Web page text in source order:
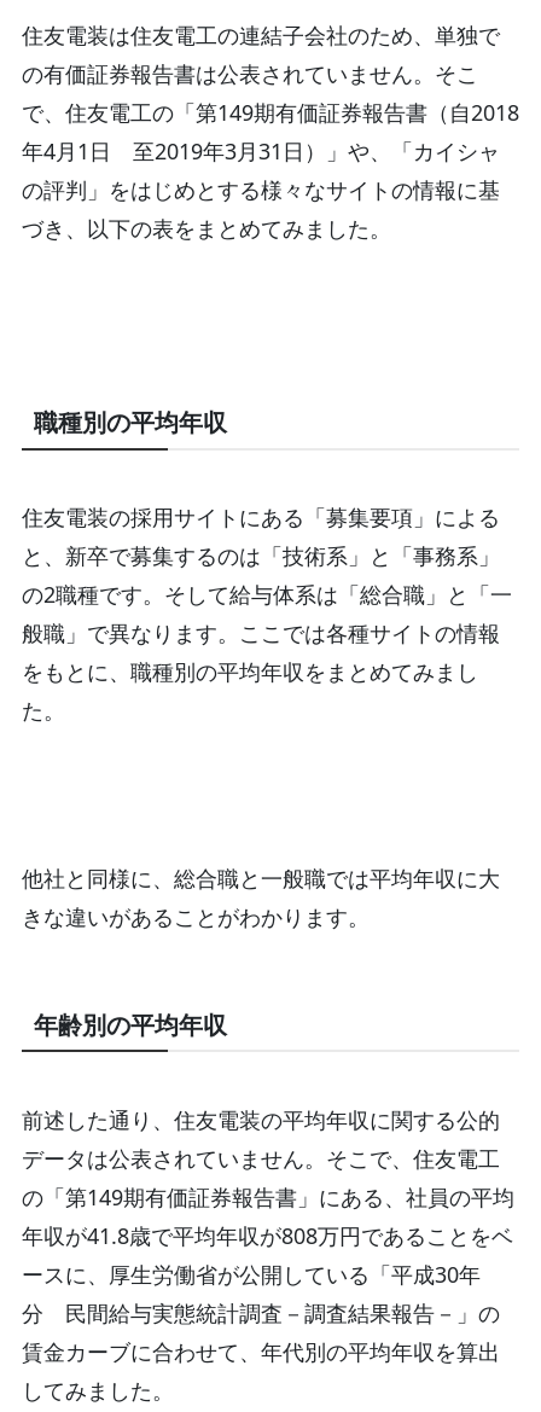
住友電装は住友電工の連結子会社のため、単独で
の有価証券報告書は公表されていません。そこ
で、住友電工の「第149期有価証券報告書（自2018
年4月1日 至2019年3月31日）」や、「カイシャ
の評判」をはじめとする様々なサイトの情報に基
づき、以下の表をまとめてみました。
職種別の平均年収
住友電装の採用サイトにある「募集要項」による
と、新卒で募集するのは「技術系」と「事務系」
の2職種です。そして給与体系は「総合職」と「一
般職」で異なります。ここでは各種サイトの情報
をもとに、職種別の平均年収をまとめてみまし
た。
他社と同様に、総合職と一般職では平均年収に大
きな違いがあることがわかります。
年齢別の平均年収
前述した通り、住友電装の平均年収に関する公的
データは公表されていません。そこで、住友電工
の「第149期有価証券報告書」にある、社員の平均
年収が41.8歳で平均年収が808万円であることをベ
ースに、厚生労働省が公開している「平成30年
分 民間給与実態統計調査－調査結果報告－」の
賃金カーブに合わせて、年代別の平均年収を算出
してみました。